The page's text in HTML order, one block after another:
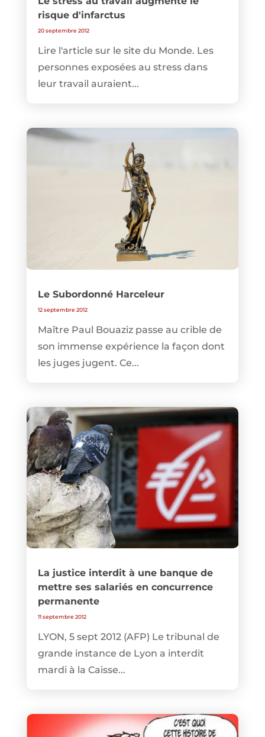
risque d'infarctus
20 septembre 2012
Lire l'article sur le site du Monde. Les
personnes exposées au stress dans
leur travail auraient...
Le Subordonné Harceleur
12 septembre 2012
Maître Paul Bouaziz passe au crible de
son immense expérience la façon dont
les juges jugent. Ce...
La justice interdit à une banque de
mettre ses salariés en concurrence
permanente
11 septembre 2012
LYON, 5 sept 2012 (AFP) Le tribunal de
grande instance de Lyon a interdit
mardi à la Caisse...